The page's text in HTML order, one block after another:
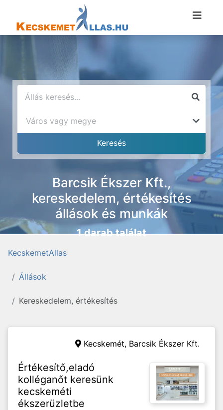
Barcsik Ékszer Kft.,
kereskedelem, értékesítés
állások és munkák
1 darab találat
KecskemetAllas
Állások
Kereskedelem, értékesítés
Kecskemét, Barcsik Ékszer Kft.
Értékesítő,eladó
kolléganőt keresünk
kecskeméti
ékszerüzletbe